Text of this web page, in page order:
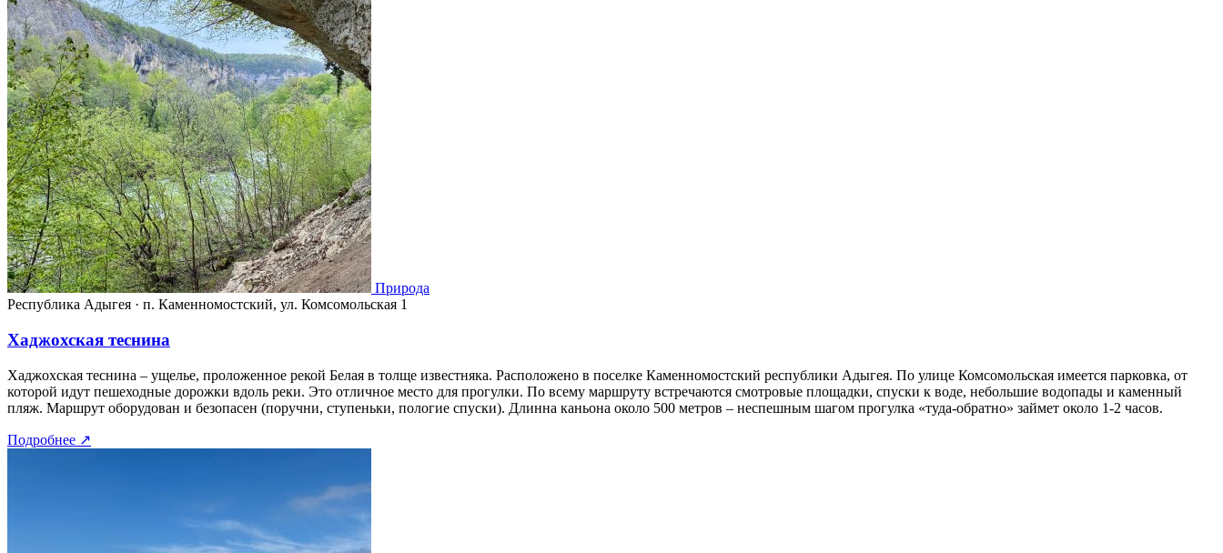
Природа
Республика Адыгея · п. Каменномостский, ул. Комсомольская 1
Хаджохская теснина
Хаджохская теснина – ущелье, проложенное рекой Белая в толще известняка. Расположено в поселке Каменномостский республики Адыгея. По улице Комсомольская имеется парковка, от
которой идут пешеходные дорожки вдоль реки. Это отличное место для прогулки. По всему маршруту встречаются смотровые площадки, спуски к воде, небольшие водопады и каменный
пляж. Маршрут оборудован и безопасен (поручни, ступеньки, пологие спуски). Длинна каньона около 500 метров – неспешным шагом прогулка «туда-обратно» займет около 1-2 часов.
Подробнее ↗